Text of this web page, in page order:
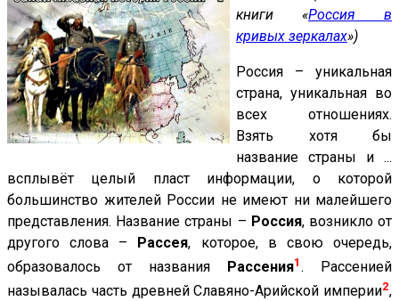
книги «Россия в
кривых зеркалах»)
Россия – уникальная
страна, уникальная во
всех отношениях.
Взять хотя бы
название страны и ...
всплывёт целый пласт информации, о которой
большинство жителей России не имеют ни малейшего
представления. Название страны – Россия, возникло от
другого слова – Рассея, которое, в свою очередь,
образовалось от названия Рассения1 . Рассенией
называлась часть древней Славяно-Арийской империи2,